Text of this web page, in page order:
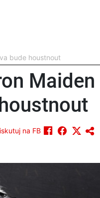
bude houstnout
Maiden
na FB